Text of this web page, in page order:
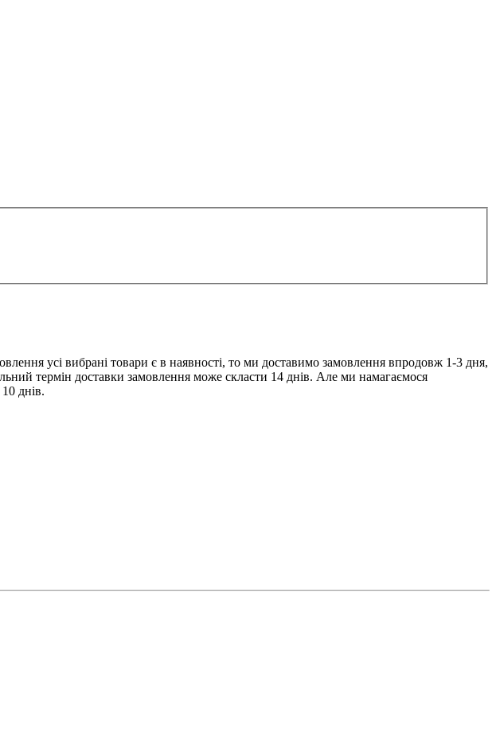
усі вибрані товари є в наявності, то ми доставимо замовлення впродовж 1-3 дня,
термін доставки замовлення може скласти 14 днів. Але ми намагаємося
днів.